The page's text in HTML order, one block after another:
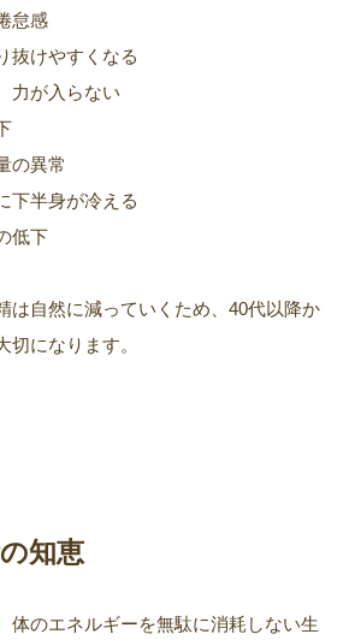
怠感
抜けやすくなる
力が入らない
の異常
下半身が冷える
低下
は自然に減っていくため、40代以降か
切になります。
知恵
体のエネルギーを無駄に消耗しない生